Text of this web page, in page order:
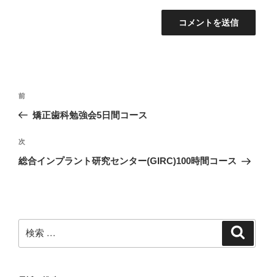
投
ナ
ビ
ゲ
ン
過
去
投
稿
前
矯正歯科勉強会5日間コース
次
の
次
総合インプラント研究センター(GIRC)100時間コース
索: